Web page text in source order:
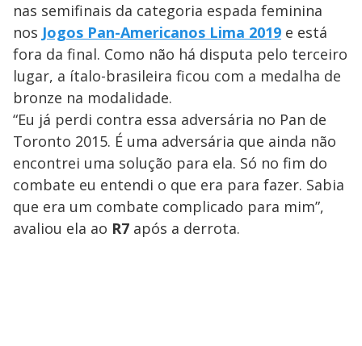
nas semifinais da categoria espada feminina
nos Jogos Pan-Americanos Lima 2019 e está
fora da final. Como não há disputa pelo terceiro
lugar, a ítalo-brasileira ficou com a medalha de
bronze na modalidade.
“Eu já perdi contra essa adversária no Pan de
Toronto 2015. É uma adversária que ainda não
encontrei uma solução para ela. Só no fim do
combate eu entendi o que era para fazer. Sabia
que era um combate complicado para mim”,
avaliou ela ao R7 após a derrota.